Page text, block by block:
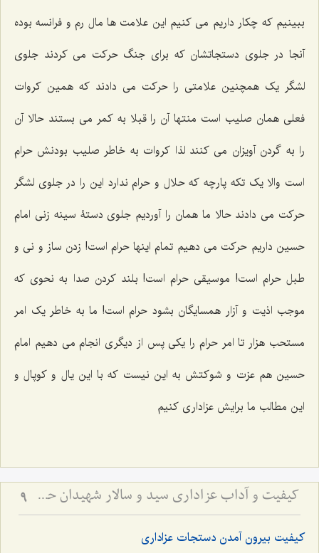
ببینیم که چکار داریم می کنیم این علامت ها مال رم و فرانسه بوده
آنجا در جلوی دستجاتشان که برای جنگ حرکت می کردند جلوی
لشگر یک همچنین علامتی را حرکت می دادند که همین کروات
فعلی همان صلیب است منتها آن را قبلا به کمر می بستند حالا آن
را به گردن آویزان می کنند لذا کروات به خاطر صلیب بودنش حرام
است والا یک تکه پارچه که حلال و حرام ندارد این را در جلوی لشگر
حرکت می دادند حالا ما همان را آوردیم جلوی دستۀ سینه زنی امام
حسین داریم حرکت می دهیم تمام اینها حرام است! زدن ساز و نی و
طبل حرام است! موسیقی حرام است! بلند کردن صدا به نحوی که
موجب اذیت و آزار همسایگان بشود حرام است! ما به خاطر یک امر
مستحب هزار تا امر حرام را یکی پس از دیگری انجام می دهیم امام
حسین هم عزت و شوکتش به این نیست که با این یال و کوپال و
این مطالب ما برایش عزاداری کنیم
کیفیت و آداب عزاداری سید و سالار شهیدان حضرت أباعبداللَه الحسین علیه السلام 9
کیفیت بیرون آمدن دستجات عزاداری